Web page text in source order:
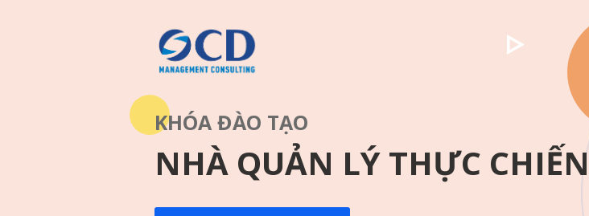
NHÀ QUẢN LÝ THỰC CHIẾN
KHÓA ĐÀO TẠO